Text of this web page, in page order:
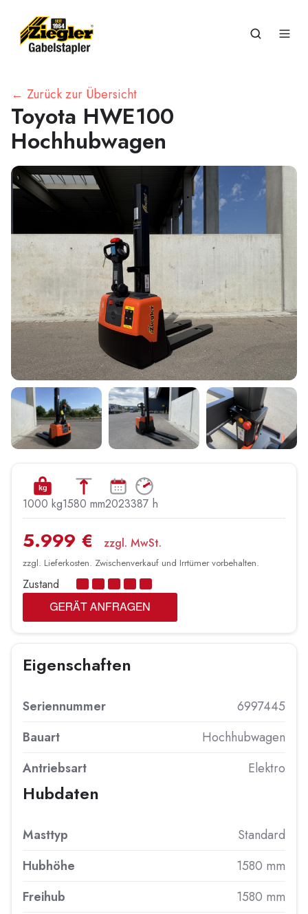
← Zurück zur Übersicht
Toyota HWE100
Hochhubwagen
kg
1000 kg1580 mm2023387 h
5.999 € zzgl. MwSt.
zzgl. Lieferkosten. Zwischenverkauf und Irrtümer vorbehalten.
Zustand
Eigenschaften
Seriennummer
6997445
Bauart
Hochhubwagen
Antriebsart
Elektro
Hubdaten
Masttyp
Standard
Hubhöhe
1580 mm
Freihub
1580 mm